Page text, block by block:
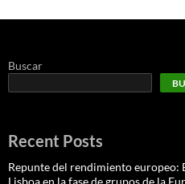
Buscar
Recent Posts
Repunte del rendimiento europeo:
Lisboa en la fase de grupos de la